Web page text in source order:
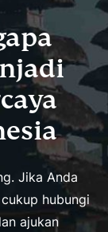
Jika Anda
hubungi
ajukan